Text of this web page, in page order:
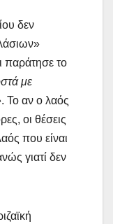
δεν
παράτησε το
με
. Το αν ο λαός
οι θέσεις
που είναι
γιατί δεν